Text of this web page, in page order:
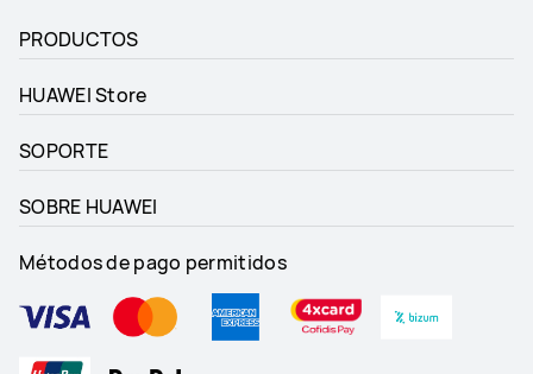
PRODUCTOS
HUAWEI Store
SOPORTE
SOBRE HUAWEI
Métodos de pago permitidos